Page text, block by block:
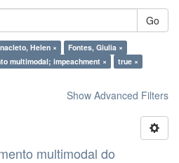
Go
Helen ×
Fontes, Giulia ×
multimodal; impeachment ×
true ×
Show Advanced Filters
multimodal do